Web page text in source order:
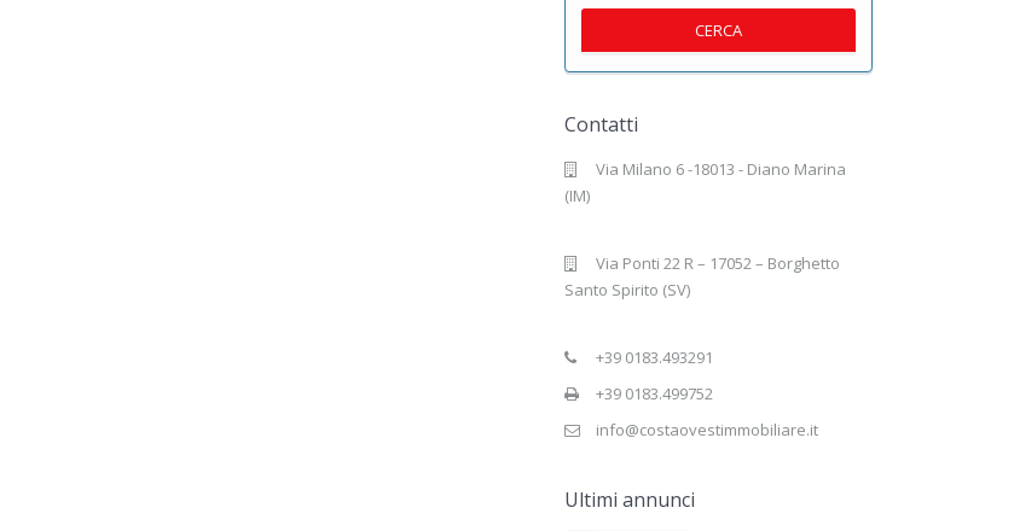
CERCA
Contatti
Via Milano 6 -18013 - Diano Marina
(IM)
Via Ponti 22 R – 17052 – Borghetto
Santo Spirito (SV)
+39 0183.493291
+39 0183.499752
info@costaovestimmobiliare.it
Ultimi annunci